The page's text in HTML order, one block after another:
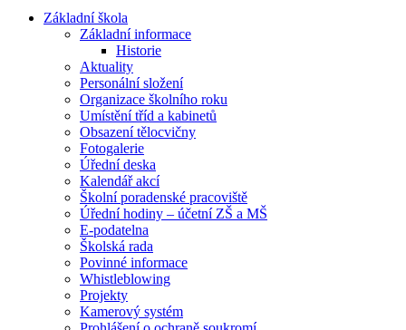
Základní škola
Základní informace
Historie
Aktuality
Personální složení
Organizace školního roku
Umístění tříd a kabinetů
Obsazení tělocvičny
Fotogalerie
Úřední deska
Kalendář akcí
Školní poradenské pracoviště
Úřední hodiny – účetní ZŠ a MŠ
E-podatelna
Školská rada
Povinné informace
Whistleblowing
Projekty
Kamerový systém